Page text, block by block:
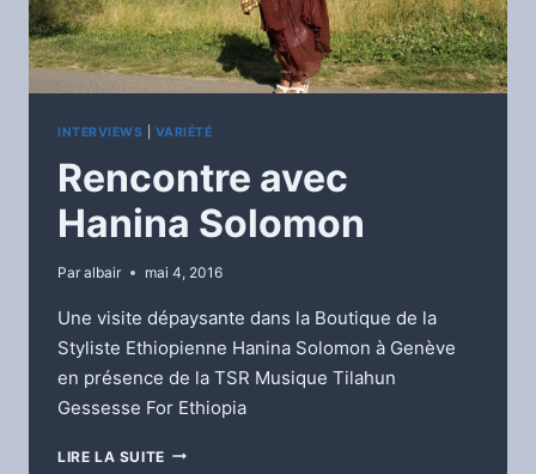
INTERVIEWS VARIÉTÉ
Rencontre avec
Hanina Solomon
Par albair mai 4, 2016
Une visite dépaysante dans la Boutique de la
Styliste Ethiopienne Hanina Solomon à Genève
en présence de la TSR Musique Tilahun
Gessesse For Ethiopia
LIRE LA SUITE RENCONTRE